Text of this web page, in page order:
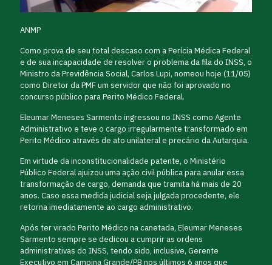
ANMP
Como prova de seu total descaso com a Perícia Médica Federal
e de sua incapacidade de resolver o problema da fila do INSS, o
Ministro da Previdência Social, Carlos Lupi, nomeou hoje (11/05)
como Diretor da PMF um servidor que não foi aprovado no
concurso público para Perito Médico Federal.
Eleumar Meneses Sarmento ingressou no INSS como Agente
Administrativo e teve o cargo irregularmente transformado em
Perito Médico através de ato unilateral e precário da Autarquia.
Em virtude da inconstitucionalidade patente, o Ministério
Público Federal ajuizou uma ação civil pública para anular essa
transformação de cargo, demanda que tramita há mais de 20
anos. Caso essa medida judicial seja julgada procedente, ele
retorna imediatamente ao cargo administrativo.
Após ter virado Perito Médico na canetada, Eleumar Meneses
Sarmento sempre se dedicou a cumprir as ordens
administrativas do INSS, tendo sido, inclusive, Gerente
Executivo em Campina Grande/PB nos últimos 6 anos que